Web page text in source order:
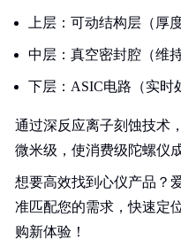
上层：可动结构层（厚
中层：真空密封腔（维
下层：ASIC电路（实时
通过深反应离子刻蚀技术
微米级，使消费级陀螺仪
想要高效找到心仪产品？
准匹配您的需求，快速定
购新体验！